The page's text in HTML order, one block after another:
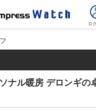
ナル暖房 デロンギの